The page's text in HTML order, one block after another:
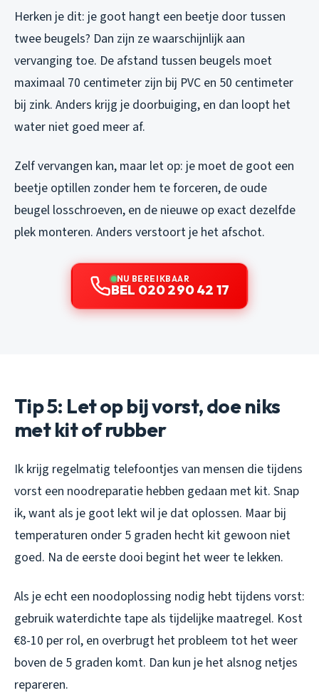
Herken je dit: je goot hangt een beetje door tussen
twee beugels? Dan zijn ze waarschijnlijk aan
vervanging toe. De afstand tussen beugels moet
maximaal 70 centimeter zijn bij PVC en 50 centimeter
bij zink. Anders krijg je doorbuiging, en dan loopt het
water niet goed meer af.
Zelf vervangen kan, maar let op: je moet de goot een
beetje optillen zonder hem te forceren, de oude
beugel losschroeven, en de nieuwe op exact dezelfde
plek monteren. Anders verstoort je het afschot.
NU BEREIKBAAR
BEL 020 290 42 17
Tip 5: Let op bij vorst, doe niks
met kit of rubber
Ik krijg regelmatig telefoontjes van mensen die tijdens
vorst een noodreparatie hebben gedaan met kit. Snap
ik, want als je goot lekt wil je dat oplossen. Maar bij
temperaturen onder 5 graden hecht kit gewoon niet
goed. Na de eerste dooi begint het weer te lekken.
Als je echt een noodoplossing nodig hebt tijdens vorst:
gebruik waterdichte tape als tijdelijke maatregel. Kost
€8-10 per rol, en overbrugt het probleem tot het weer
boven de 5 graden komt. Dan kun je het alsnog netjes
repareren.